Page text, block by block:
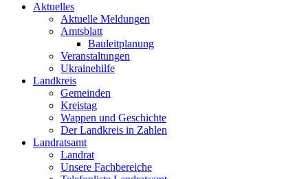
Aktuelles
Aktuelle Meldungen
Amtsblatt
Bauleitplanung
Veranstaltungen
Ukrainehilfe
Landkreis
Gemeinden
Kreistag
Wappen und Geschichte
Der Landkreis in Zahlen
Landratsamt
Landrat
Unsere Fachbereiche